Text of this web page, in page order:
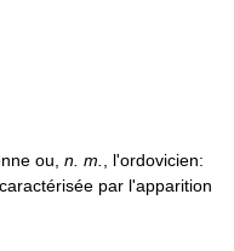
ou, n. m.
, l'ordovicien:
par l'apparition